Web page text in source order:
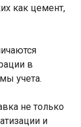
как цемент,
в
учета.
не только
и